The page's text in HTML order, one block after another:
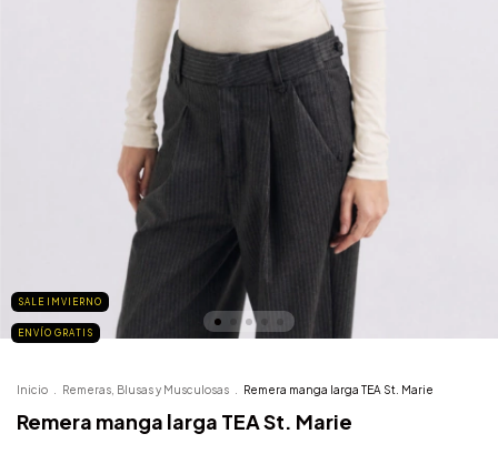
SALE IMVIERNO
ENVÍO GRATIS
Inicio Remeras, Blusas y Musculosas Remera manga larga TEA St. Marie
Remera manga larga TEA St. Marie